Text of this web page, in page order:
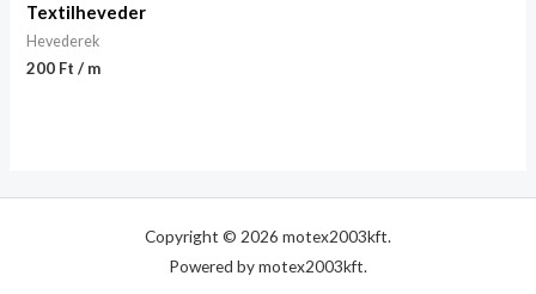
Textilheveder
Hevederek
200 Ft / m
Copyright © 2026 motex2003kft.
Powered by motex2003kft.